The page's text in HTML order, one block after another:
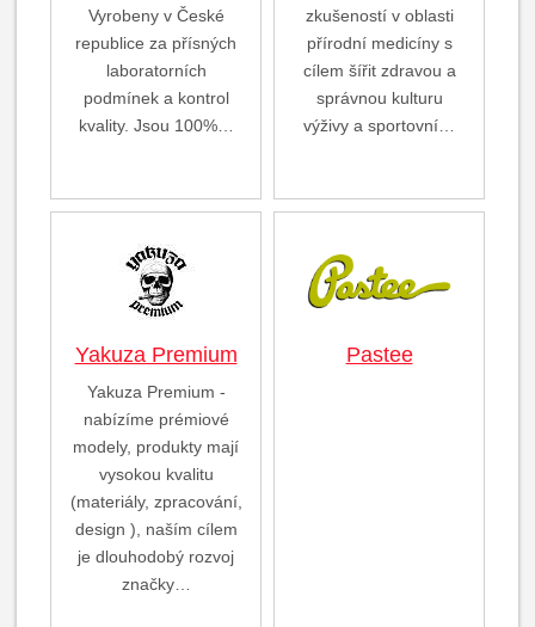
Vyrobeny v České
republice za přísných
laboratorních
podmínek a kontrol
kvality. Jsou 100%…
zkušeností v oblasti
přírodní medicíny s
cílem šířit zdravou a
správnou kulturu
výživy a sportovní…
Yakuza Premium
Yakuza Premium -
nabízíme prémiové
modely, produkty mají
vysokou kvalitu
(materiály, zpracování,
design ), naším cílem
je dlouhodobý rozvoj
značky…
Pastee